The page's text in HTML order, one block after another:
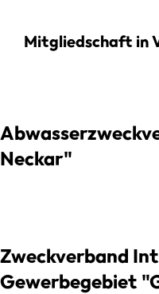
Mitgliedschaft in
Neckar"
Zweckverband
Gewerbegebiet